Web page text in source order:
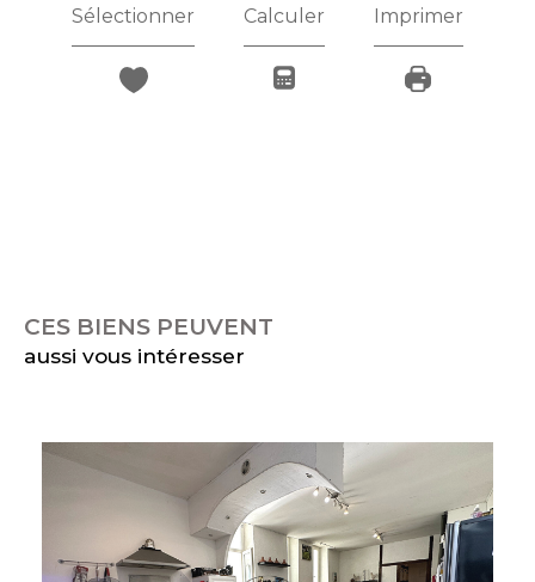
Sélectionner Calculer Imprimer
CES BIENS PEUVENT
aussi vous intéresser